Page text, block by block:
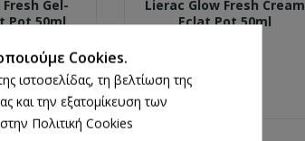
Gel-
Pot 50ml
Lierac Glow Fresh Cream
Eclat Pot 50ml
Cookies.
ιστοσελίδας, τη βελτίωση της
και την εξατομίκευση των
Πολιτική Cookies